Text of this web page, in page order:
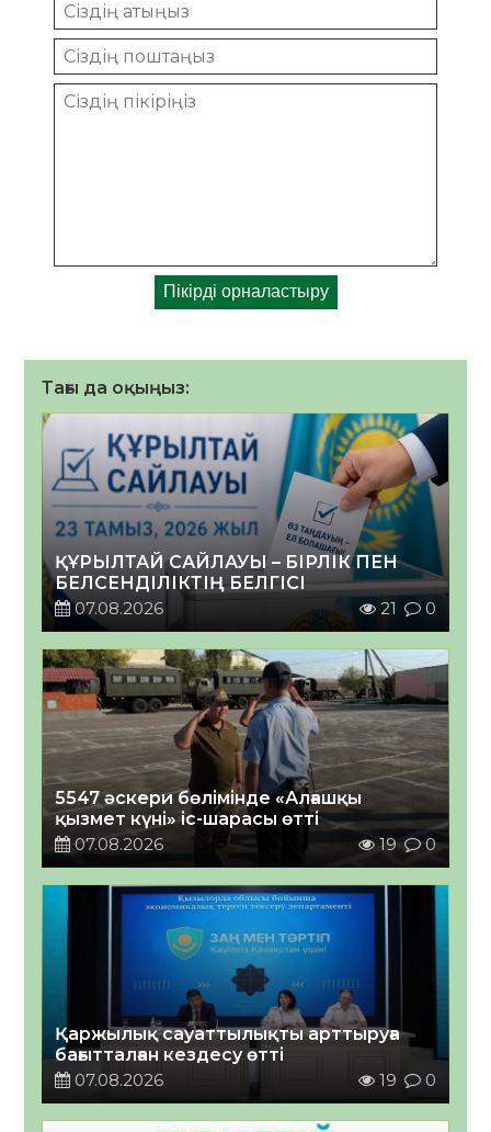
Тағы да оқыңыз:
ҚҰРЫЛТАЙ САЙЛАУЫ – БІРЛІК ПЕН
БЕЛСЕНДІЛІКТІҢ БЕЛГІСІ
07.08.2026
21 0
5547 әскери бөлімінде «Алғашқы
қызмет күні» іс-шарасы өтті
07.08.2026
19 0
Қаржылық сауаттылықты арттыруға
бағытталған кездесу өтті
07.08.2026
19 0